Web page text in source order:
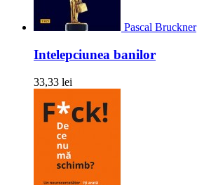
Pascal Bruckner
Intelepciunea banilor
33,33 lei